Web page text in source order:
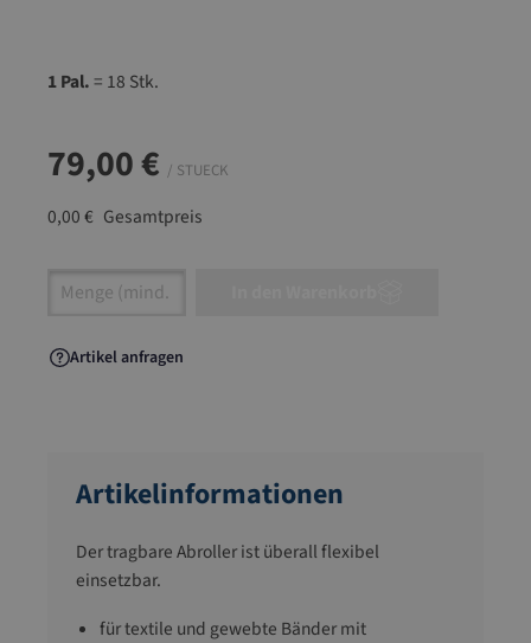
1 Pal.= 18 Stk.
79,00 € / STUECK
0,00 € Gesamtpreis
Artikel Anzahl: Gib den gewünschten Wert
Artikel anfragen
Artikelinformationen
Der tragbare Abroller ist überall flexibel
einsetzbar.
für textile und gewebte Bänder mit